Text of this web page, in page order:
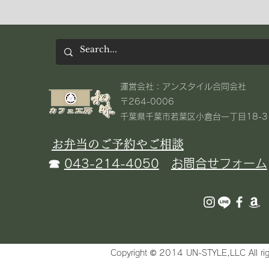
​運営会社：アンスタイル合同会社
〒264-0006
千葉県千葉市若葉区小倉台一丁目18-3​
お弁当のご予約やご相談
☎ 043-214-4050 お問合せフォーム
Copyright © 2014 UN-STYLE,LLC All